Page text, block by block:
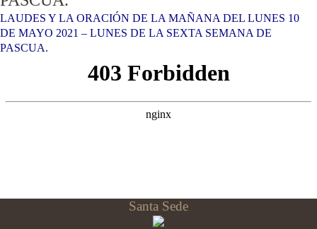
LAUDES Y LA ORACIÓN DE LA MAÑANA DEL LUNES 10
DE MAYO 2021 – LUNES DE LA SEXTA SEMANA DE
PASCUA.
Santa Sede